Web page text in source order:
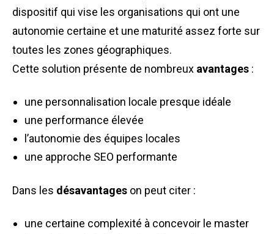
dispositif qui vise les organisations qui ont une
autonomie certaine et une maturité assez forte sur
toutes les zones géographiques.
Cette solution présente de nombreux avantages :
une personnalisation locale presque idéale
une performance élevée
l’autonomie des équipes locales
une approche SEO performante
Dans les désavantages on peut citer :
une certaine complexité à concevoir le master